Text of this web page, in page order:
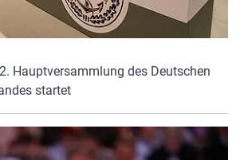
Hauptversammlung des Deutschen
startet